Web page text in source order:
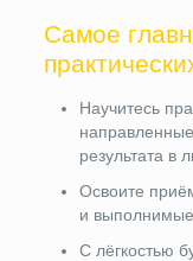
Самое
Научитесь
результата в
Освоите
и
С лёгкостью